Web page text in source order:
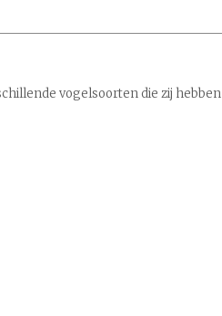
vogelsoorten die zij hebben